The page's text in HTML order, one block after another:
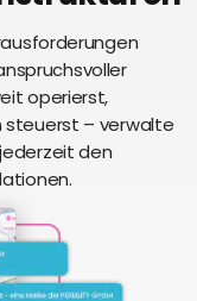
operierst,
steuerst – verwalte
den